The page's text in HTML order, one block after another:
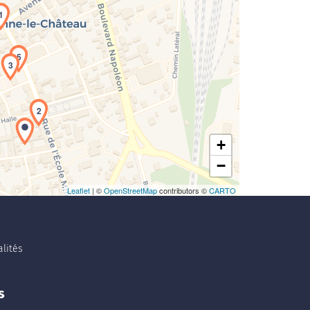
de la carte en cours...
2
3
5
+
−
Leaflet | ©OpenStreetMapcontributors ©CARTO